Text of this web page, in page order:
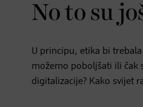
No to su
U principu, etika bi
možemo poboljšati ili čak
digitalizacije? Kako svijet